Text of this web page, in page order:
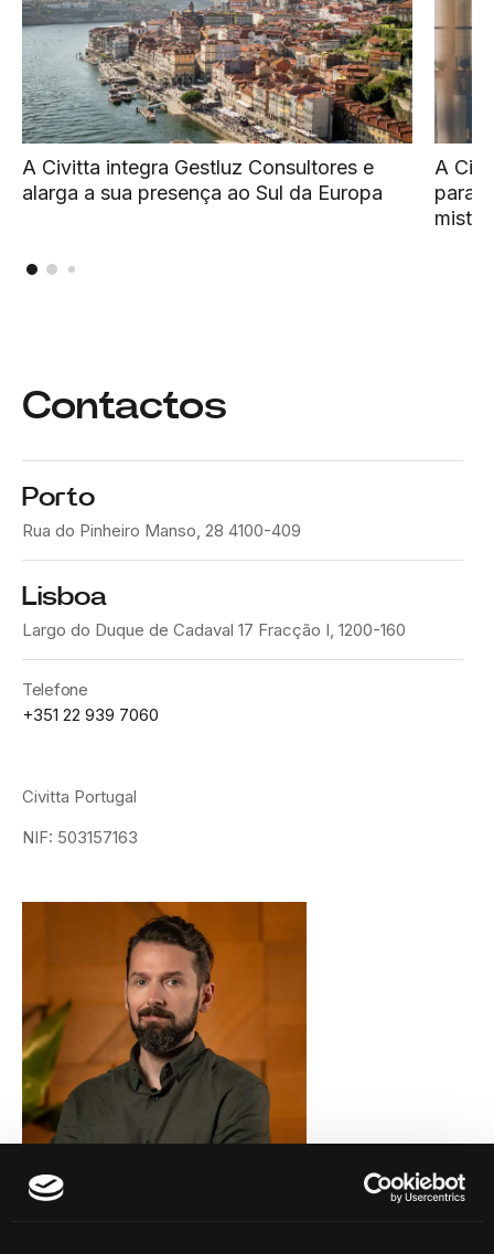
A Civitta integra Gestluz Consultores e
alarga a sua presença ao Sul da Europa
A
para
mistos
Contactos
Porto
Rua do Pinheiro Manso, 28 4100-409
Lisboa
Largo do Duque de Cadaval 17 Fracção I, 1200-160
Telefone
+351 22 939 7060
Civitta Portugal
NIF: 503157163